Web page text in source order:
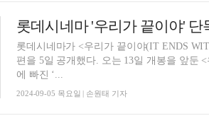
롯데시네마 '우리가 끝이야' 단
롯데시네마가 <우리가 끝이야(IT ENDS WITH US)> 단독 개봉을 앞두고 메
편을 5일 공개했다. 오는 13일 개봉을 앞둔 <우리가 끝이야>는 운명처럼 찾아온 ‘라일’과 사랑
에 빠진 ‘...
2024-09-05 목요일 | 손원태 기자